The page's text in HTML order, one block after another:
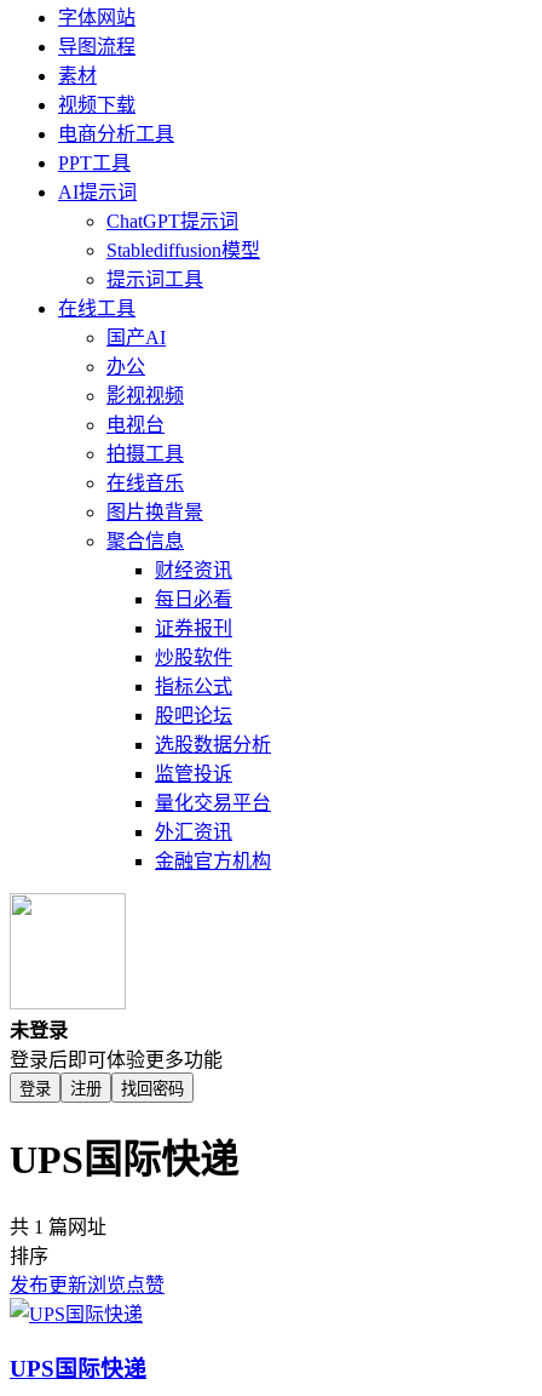
字体网站
导图流程
素材
视频下载
电商分析工具
PPT工具
AI提示词
ChatGPT提示词
Stablediffusion模型
提示词工具
在线工具
国产AI
办公
影视视频
电视台
拍摄工具
在线音乐
图片换背景
聚合信息
财经资讯
每日必看
证券报刊
炒股软件
指标公式
股吧论坛
选股数据分析
监管投诉
量化交易平台
外汇资讯
金融官方机构
未登录
登录后即可体验更多功能
登录 注册 找回密码
UPS国际快递
共 1 篇网址
排序
发布更新浏览点赞
UPS国际快递